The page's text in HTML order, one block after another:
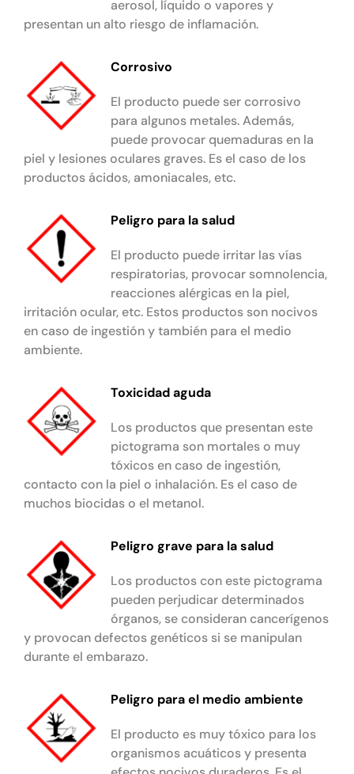
aerosol, líquido o vapores y
presentan un alto riesgo de inflamación.
Corrosivo
El producto puede ser corrosivo
para algunos metales. Además,
puede provocar quemaduras en la
piel y lesiones oculares graves. Es el caso de los
productos ácidos, amoniacales, etc.
Peligro para la salud
El producto puede irritar las vías
respiratorias, provocar somnolencia,
reacciones alérgicas en la piel,
irritación ocular, etc. Estos productos son nocivos
en caso de ingestión y también para el medio
ambiente.
Toxicidad aguda
Los productos que presentan este
pictograma son mortales o muy
tóxicos en caso de ingestión,
contacto con la piel o inhalación. Es el caso de
muchos biocidas o el metanol.
Peligro grave para la salud
Los productos con este pictograma
pueden perjudicar determinados
órganos, se consideran cancerígenos
y provocan defectos genéticos si se manipulan
durante el embarazo.
Peligro para el medio ambiente
El producto es muy tóxico para los
organismos acuáticos y presenta